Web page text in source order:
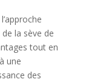
la sève de
tout en
une
des